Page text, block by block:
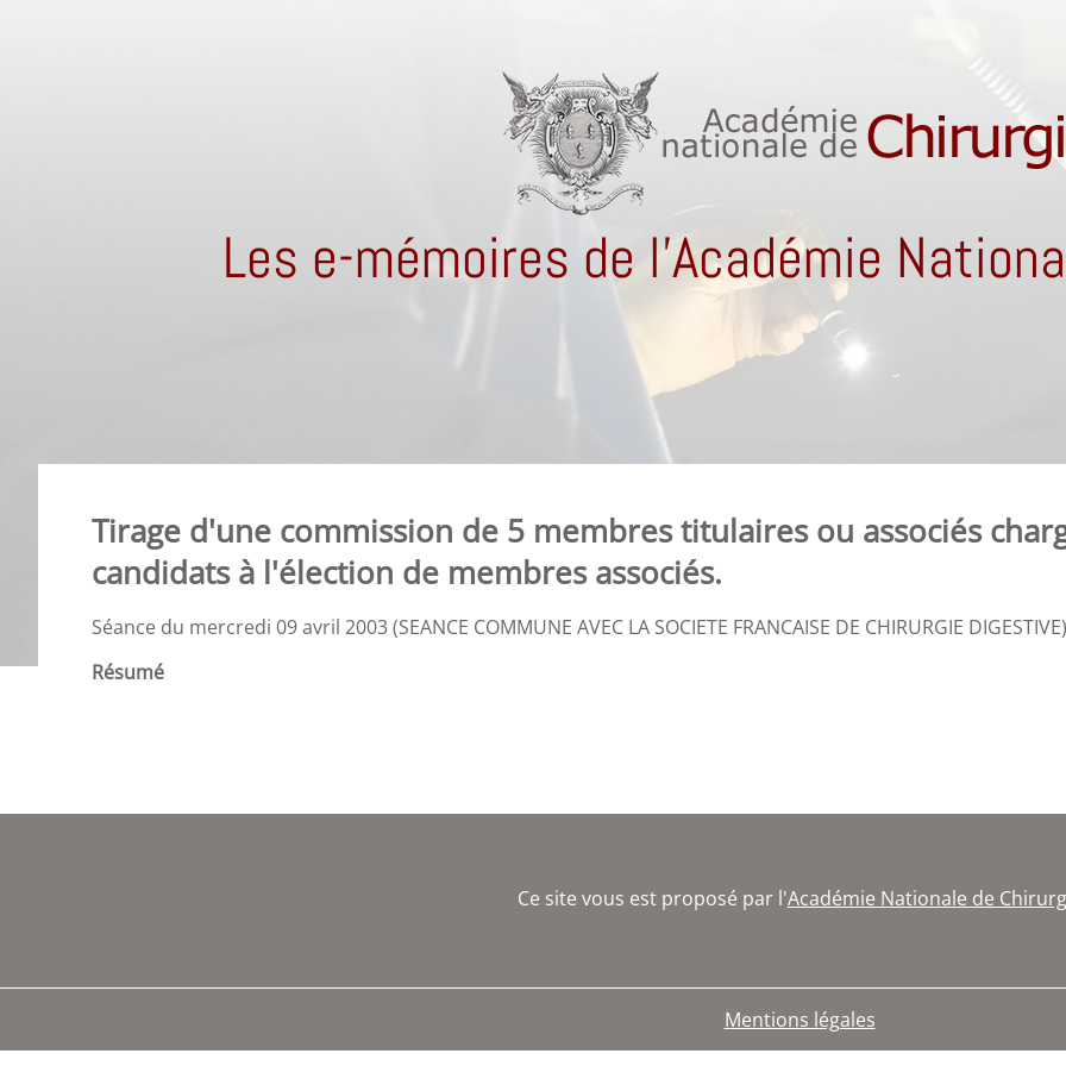
Les e-mémoires de l'Académie
Tirage d'une commission de 5 membres titulaires ou associés
candidats à l'élection de membres associés.
Séance du mercredi 09 avril 2003 (SEANCE COMMUNE AVEC LA SOCIETE FRANCAISE DE CHIRURGIE DIGESTIVE)
Résumé
Ce site vous est proposé par l'Académie Nationale de
Mentions légales